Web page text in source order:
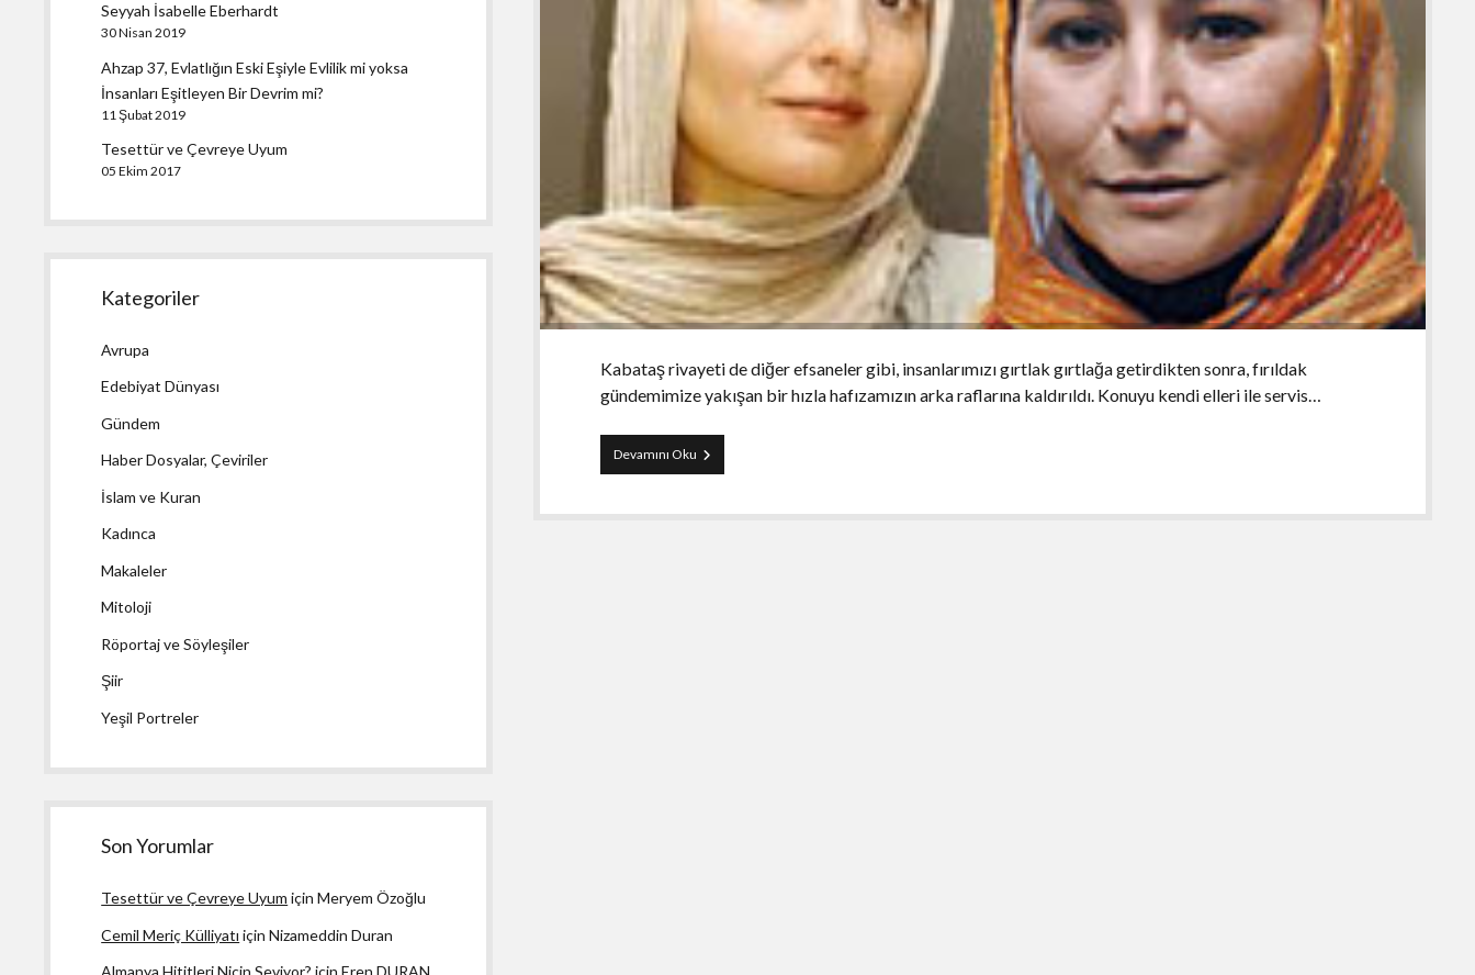
Kabataş rivayeti de diğer efsaneler gibi, insanlarımızı gırtlak gırtlağa getirdikten sonra, fırıldak
gündemimize yakışan bir hızla hafızamızın arka raflarına kaldırıldı. Konuyu kendi elleri ile servis…
Devamını Oku Erdemli
Gazetecilik
Seyyah İsabelle Eberhardt
30 Nisan 2019
Ahzap 37, Evlatlığın Eski Eşiyle Evlilik mi yoksa
İnsanları Eşitleyen Bir Devrim mi?
11 Şubat 2019
Tesettür ve Çevreye Uyum
05 Ekim 2017
Kategoriler
Avrupa
Edebiyat Dünyası
Gündem
Haber Dosyalar, Çeviriler
İslam ve Kuran
Kadınca
Makaleler
Mitoloji
Röportaj ve Söyleşiler
Şiir
Yeşil Portreler
Son Yorumlar
Tesettür ve Çevreye Uyum içinMeryem Özoğlu
Cemil Meriç Külliyatı içinNizameddin Duran
Almanya Hititleri Niçin Seviyor? içinEren DURAN